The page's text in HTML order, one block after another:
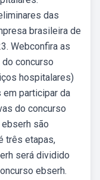
das
brasileira de
Webconfira as
concurso
hospitalares)
participar da
do concurso
são
três etapas,
será dividido
ebserh.